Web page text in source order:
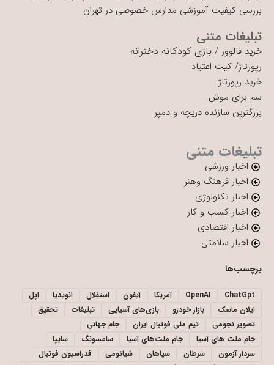
بررسی کیفیت آموزشی مدارس خصوصی در تهران
تبلیغات متنی
خرید فالوور / بازی کودکانه دخترانه
رپورتاژ/ کیت اعتیاد
خرید رپورتاژ
سم برای موش
بزرگترین سازنده دریچه و دمپر
تبلیغات متنی
اخبار ورزشی
اخبار فرهنگ وهنر
اخبار تکنولوژی
اخبار کسب و کار
اخبار اقتصادی
اخبار سلامتی
برچسب‌ها
ChatGpt
OpenAI آمریکا آیفون استقلال انویدیا
اپل
ایلان ماسک
بازار خودرو بازی‌های آسیایی تبلیغات
تحقیق
تصویر نجومی
تیم ملی فوتبال ایران
جام جهانی
جام ملت های آسیا
جام ملت‌های آسیا سامسونگ
سایپا
سردار آزمون
سرطان سپاهان شیائومی
فدراسیون فوتبال